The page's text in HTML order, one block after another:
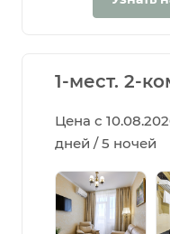
1-мест. 2-
Цена с
дней / 5 ночей